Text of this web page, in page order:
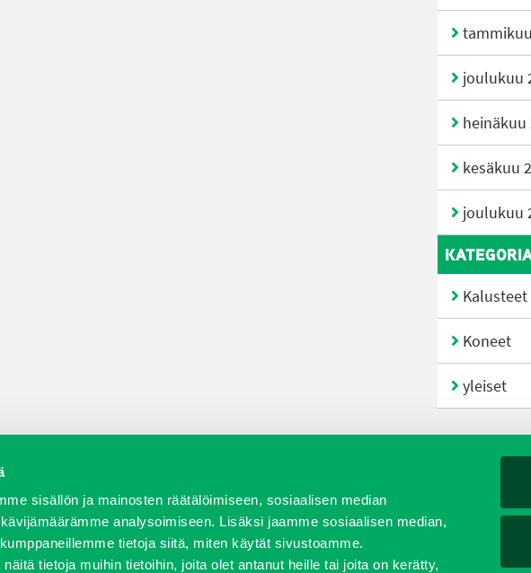
sisällön ja mainosten räätälöimiseen, sosiaalisen median
analysoimiseen. Lisäksi jaamme sosiaalisen median,
tietoja siitä, miten käytät sivustoamme.
tietoja muihin tietoihin, joita olet antanut heille tai joita on kerätty,
joulukuu
heinäkuu
kesäkuu
joulukuu
Kalusteet
Koneet
yleiset
Verkkokauppa JT Vuokrakone Jälleenmyyjät